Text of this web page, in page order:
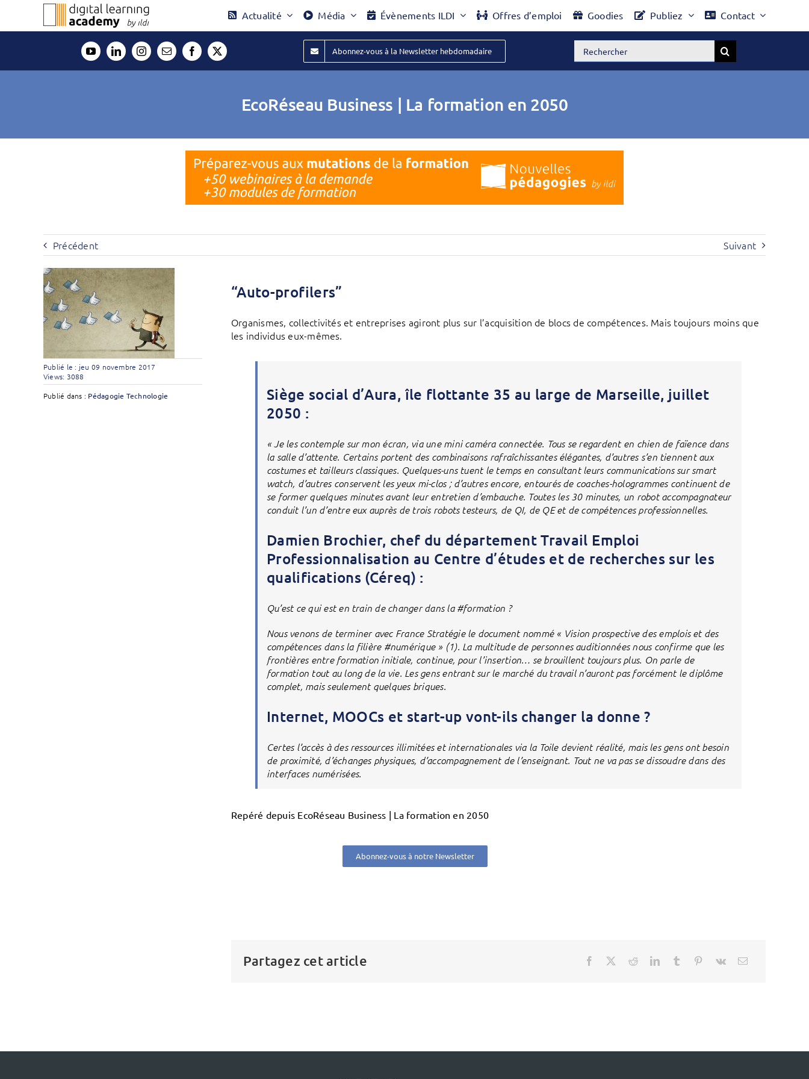
contenu
Actualité Média Évènements ILDI Offres d’emploi Goodies Publiez Contact
Abonnez-vous à la Newsletter hebdomadaire Rechercher:
EcoRéseau Business | La formation en 2050
Précédent Suivant
Publié le : jeu 09 novembre 2017
Views: 3088
Publié dans : Pédagogie Technologie
“Auto-profilers”
Organismes, collectivités et entreprises agiront plus sur l’acquisition de blocs de compétences. Mais toujours moins que
les individus eux-mêmes.
Siège social d’Aura, île flottante 35 au large de Marseille, juillet
2050 :
« Je les contemple sur mon écran, via une mini caméra connectée. Tous se regardent en chien de faïence dans
la salle d’attente. Certains portent des combinaisons rafraîchissantes élégantes, d’autres s’en tiennent aux
costumes et tailleurs classiques. Quelques-uns tuent le temps en consultant leurs communications sur smart
watch, d’autres conservent les yeux mi-clos ; d’autres encore, entourés de coaches-hologrammes continuent de
se former quelques minutes avant leur entretien d’embauche. Toutes les 30 minutes, un robot accompagnateur
conduit l’un d’entre eux auprès de trois robots testeurs, de QI, de QE et de compétences professionnelles.
Damien Brochier, chef du département Travail Emploi
Professionnalisation au Centre d’études et de recherches sur les
qualifications (Céreq) :
Qu’est ce qui est en train de changer dans la #formation ?
Nous venons de terminer avec France Stratégie le document nommé « Vision prospective des emplois et des
compétences dans la filière #numérique » (1). La multitude de personnes auditionnées nous confirme que les
frontières entre formation initiale, continue, pour l’insertion… se brouillent toujours plus. On parle de
formation tout au long de la vie. Les gens entrant sur le marché du travail n’auront pas forcément le diplôme
complet, mais seulement quelques briques.
Internet, MOOCs et start-up vont-ils changer la donne ?
Certes l’accès à des ressources illimitées et internationales via la Toile devient réalité, mais les gens ont besoin
de proximité, d’échanges physiques, d’accompagnement de l’enseignant. Tout ne va pas se dissoudre dans des
interfaces numérisées.
Repéré depuis EcoRéseau Business | La formation en 2050
Abonnez-vous à notre Newsletter
Partagez cet article